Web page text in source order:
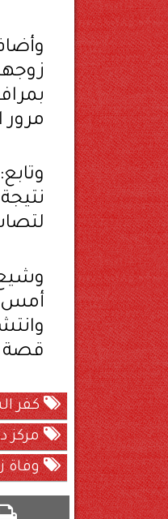
مرور
أمس،
قصة
كفر
مركز
وفاة